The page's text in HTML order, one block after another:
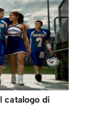
catalogo di